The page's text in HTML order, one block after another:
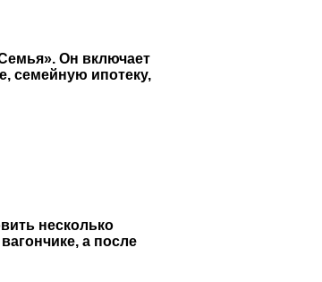
Он включает
семейную ипотеку,
несколько
а после